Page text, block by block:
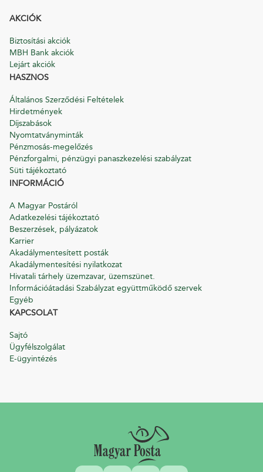
AKCIÓK
Biztosítási akciók
MBH Bank akciók
Lejárt akciók
HASZNOS
Általános Szerződési Feltételek
Hirdetmények
Díjszabások
Nyomtatványminták
Pénzmosás-megelőzés
Pénzforgalmi, pénzügyi panaszkezelési szabályzat
Süti tájékoztató
INFORMÁCIÓ
A Magyar Postáról
Adatkezelési tájékoztató
Beszerzések, pályázatok
Karrier
Akadálymentesített posták
Akadálymentesítési nyilatkozat
Hivatali tárhely üzemzavar, üzemszünet.
Információátadási Szabályzat együttműködő szervek
Egyéb
KAPCSOLAT
Sajtó
Ügyfélszolgálat
E-ügyintézés